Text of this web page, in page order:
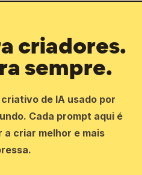
criadores.
sempre.
de IA usado por
Cada prompt aqui é
criar melhor e mais